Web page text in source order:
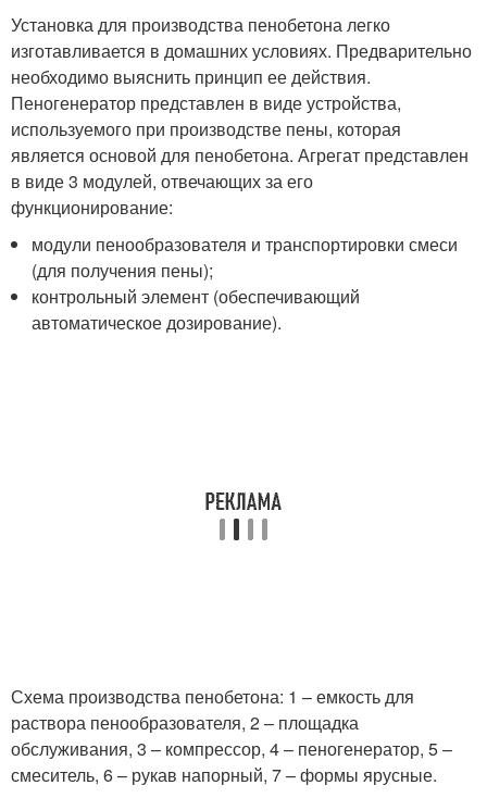
Установка для производства пенобетона легко
изготавливается в домашних условиях. Предварительно
необходимо выяснить принцип ее действия.
Пеногенератор представлен в виде устройства,
используемого при производстве пены, которая
является основой для пенобетона. Агрегат представлен
в виде 3 модулей, отвечающих за его
функционирование:
модули пенообразователя и транспортировки смеси
(для получения пены);
контрольный элемент (обеспечивающий
автоматическое дозирование).
Схема производства пенобетона: 1 – емкость для
раствора пенообразователя, 2 – площадка
обслуживания, 3 – компрессор, 4 – пеногенератор, 5 –
смеситель, 6 – рукав напорный, 7 – формы ярусные.